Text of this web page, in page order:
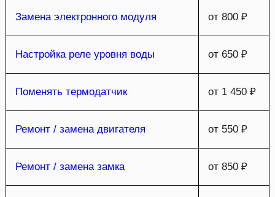
Замена электронного модуля от 800 ₽
Настройка реле уровня воды от 650 ₽
Поменять термодатчик от 1 450 ₽
Ремонт / замена двигателя от 550 ₽
Ремонт / замена замка от 850 ₽